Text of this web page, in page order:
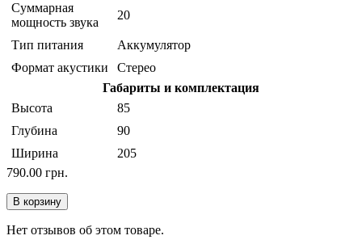
Суммарная
мощность звука
20
Тип питания
Аккумулятор
Формат акустики
Стерео
Габариты и комплектация
Высота
85
Глубина
90
Ширина
205
790.00 грн.
В корзину
Нет отзывов об этом товаре.